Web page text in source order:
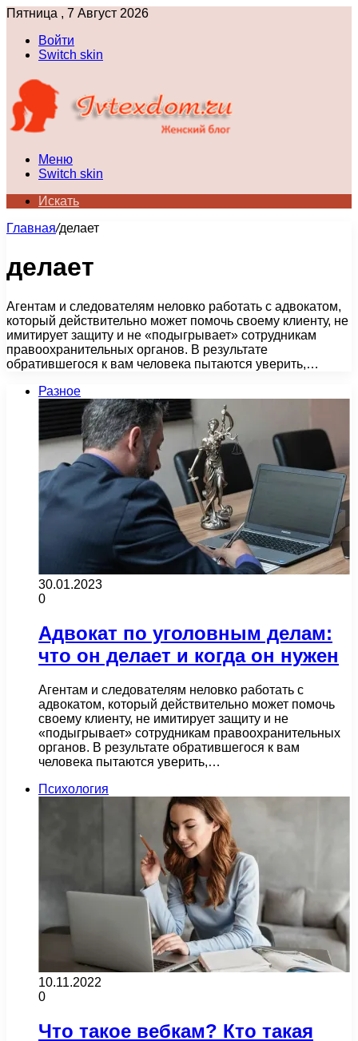
Пятница , 7 Август 2026
Войти
Switch skin
Меню
Switch skin
Искать
Главная/делает
делает
Агентам и следователям неловко работать с адвокатом,
который действительно может помочь своему клиенту, не
имитирует защиту и не «подыгрывает» сотрудникам
правоохранительных органов. В результате
обратившегося к вам человека пытаются уверить,…
Разное
30.01.2023
0
Адвокат по уголовным делам:
что он делает и когда он нужен
Агентам и следователям неловко работать с
адвокатом, который действительно может помочь
своему клиенту, не имитирует защиту и не
«подыгрывает» сотрудникам правоохранительных
органов. В результате обратившегося к вам
человека пытаются уверить,…
Психология
10.11.2022
0
Что такое вебкам? Кто такая